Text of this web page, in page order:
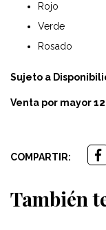
Rojo
Verde
Rosado
Sujeto a
Venta por mayor
COMPARTIR:
También